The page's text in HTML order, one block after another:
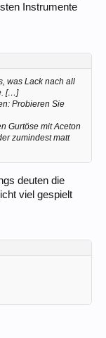
Instrumente
was Lack nach all
[…]
Probieren Sie
Gurtöse mit Aceton
zumindest matt
deuten die
viel gespielt